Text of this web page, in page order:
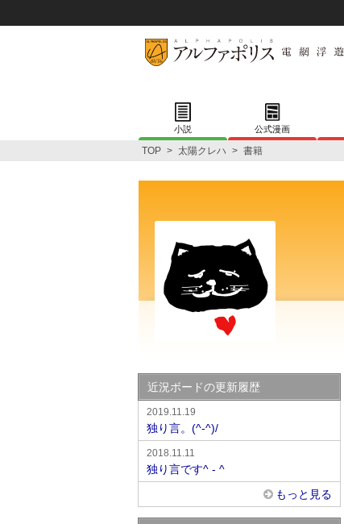
小説 公式漫画
TOP > 太陽クレハ > 書籍
近況ボードの更新履歴
2019.11.19
独り言。(^-^)/
2018.11.11
独り言です^ - ^
もっと見る